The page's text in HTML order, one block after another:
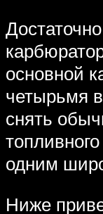
основной
четырьмя
снять
одним
Ниже